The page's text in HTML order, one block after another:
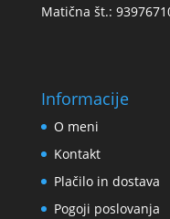
Matična št.:
Informacije
O meni
Kontakt
Plačilo in dostava
Pogoji poslovanja